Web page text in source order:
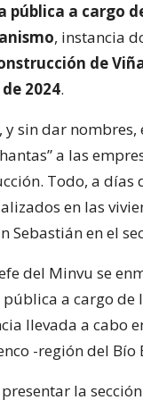
pública a cargo
, instancia
de
2024.
y sin dar
a las
Todo, a días
en las
Sebastián en el
del Minvu se
a cargo de
llevada a cabo
-región del Bío
la